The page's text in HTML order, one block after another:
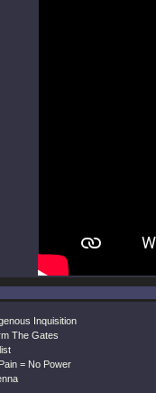
Inquisition
The Gates
= No Power